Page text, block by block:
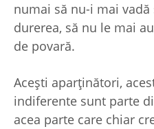
numai să nu-i mai
durerea, să nu le mai
de povară.
Aceşti aparţinători,
indiferente sunt parte
acea parte care chiar